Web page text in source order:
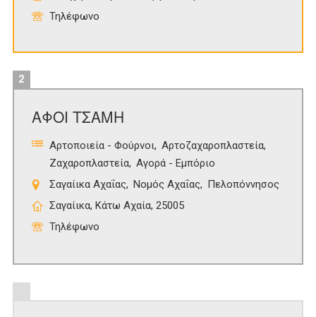
Τηλέφωνο
2
ΑΦΟΙ ΤΣΑΜΗ
Αρτοποιεία - Φούρνοι Αρτοζαχαροπλαστεία
Ζαχαροπλαστεία Αγορά - Εμπόριο
Σαγαίικα Αχαΐας
Νομός Αχαΐας
Πελοπόννησος
Σαγαίικα, Κάτω Αχαία, 25005
Τηλέφωνο